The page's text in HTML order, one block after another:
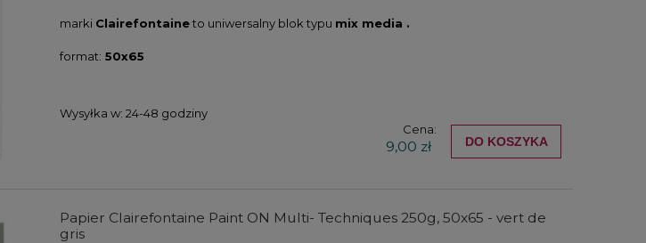
marki Clairefontaineto uniwersalny blok typu mix media .
format: 50x65
Wysyłka w: 24-48 godziny
Cena:
9,00 zł DO KOSZYKA
Papier Clairefontaine Paint ON Multi- Techniques 250g, 50x65 - vert de
gris